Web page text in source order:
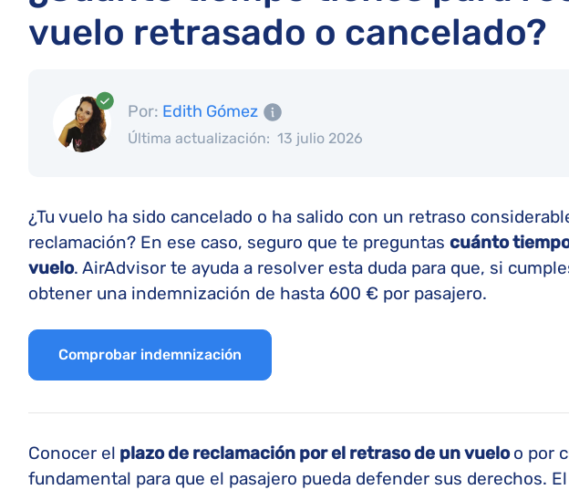
vuelo retrasado o cancelado?
Por: Edith Gómez
Última actualización: 13 julio 2026
¿Tu vuelo ha sido cancelado o ha salido con un retraso
reclamación? En ese caso, seguro que te preguntas cuánto
vuelo. AirAdvisor te ayuda a resolver esta duda para que, si
obtener una indemnización de hasta 600 € por pasajero.
Comprobar indemnización
Conocer el plazo de reclamación por el retraso de un vueloo por
fundamental para que el pasajero pueda defender sus derechos.